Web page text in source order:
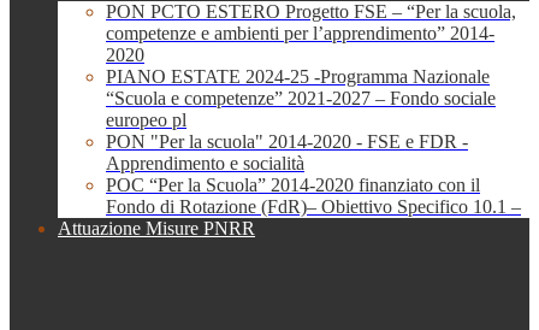
PON PCTO ESTERO Progetto FSE – “Per la scuola,
competenze e ambienti per l’apprendimento” 2014-
2020
PIANO ESTATE 2024-25 -Programma Nazionale
“Scuola e competenze” 2021-2027 – Fondo sociale
europeo pl
PON "Per la scuola" 2014-2020 - FSE e FDR -
Apprendimento e socialità
POC “Per la Scuola” 2014-2020 finanziato con il
Fondo di Rotazione (FdR)– Obiettivo Specifico 10.1 –
Attuazione Misure PNRR